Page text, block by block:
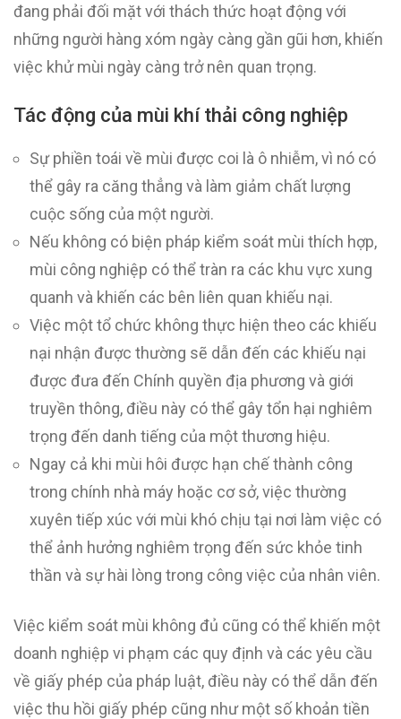
đang phải đối mặt với thách thức hoạt động với
những người hàng xóm ngày càng gần gũi hơn, khiến
việc khử mùi ngày càng trở nên quan trọng.
Tác động của mùi khí thải công nghiệp
Sự phiền toái về mùi được coi là ô nhiễm, vì nó có
thể gây ra căng thẳng và làm giảm chất lượng
cuộc sống của một người.
Nếu không có biện pháp kiểm soát mùi thích hợp,
mùi công nghiệp có thể tràn ra các khu vực xung
quanh và khiến các bên liên quan khiếu nại.
Việc một tổ chức không thực hiện theo các khiếu
nại nhận được thường sẽ dẫn đến các khiếu nại
được đưa đến Chính quyền địa phương và giới
truyền thông, điều này có thể gây tổn hại nghiêm
trọng đến danh tiếng của một thương hiệu.
Ngay cả khi mùi hôi được hạn chế thành công
trong chính nhà máy hoặc cơ sở, việc thường
xuyên tiếp xúc với mùi khó chịu tại nơi làm việc có
thể ảnh hưởng nghiêm trọng đến sức khỏe tinh
thần và sự hài lòng trong công việc của nhân viên.
Việc kiểm soát mùi không đủ cũng có thể khiến một
doanh nghiệp vi phạm các quy định và các yêu cầu
về giấy phép của pháp luật, điều này có thể dẫn đến
việc thu hồi giấy phép cũng như một số khoản tiền